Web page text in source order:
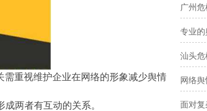
重视维护企业在网络的形象减少舆情
两者有互动的关系。
广州
专业
汕头
网络
面对